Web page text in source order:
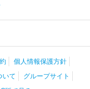
個人情報保護方針
いて
グループサイト